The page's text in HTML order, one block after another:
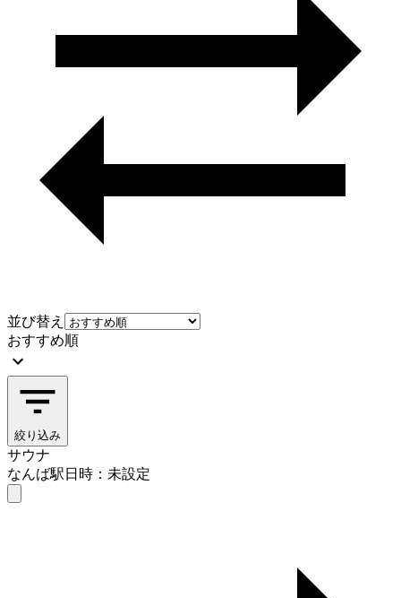
並び替え
おすすめ順
絞り込み
サウナ
なんば駅日時：未設定